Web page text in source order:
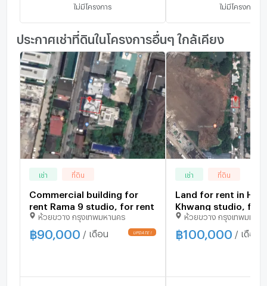
ไม่มีโครงการ ไม่มีโครงการ
ประกาศเช่าที่ดินในโครงการอื่นๆ ใกล้เคียง
เช่า ที่ดิน
Commercial building for
rent Rama 9 studio, for rent
ห้วยขวาง กรุงเทพมหานคร
฿90,000 / เดือน
เช่า ที่ดิน
Land for rent in Huai
Khwang studio, for
ห้วยขวาง กรุงเทพมหาน
฿100,000 / เดือน